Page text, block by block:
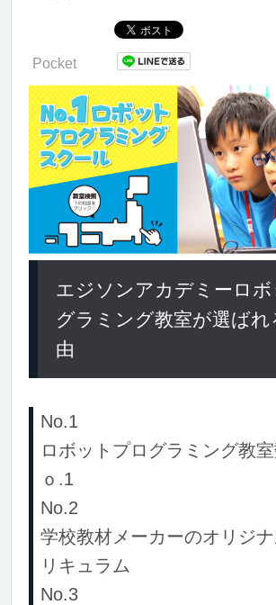
Pocket
エジソンアカデミーロボ
グラミング教室が選ばれ
由
No.1
ロボットプログラミング教
ｏ.1
No.2
学校教材メーカーのオリジ
リキュラム
No.3